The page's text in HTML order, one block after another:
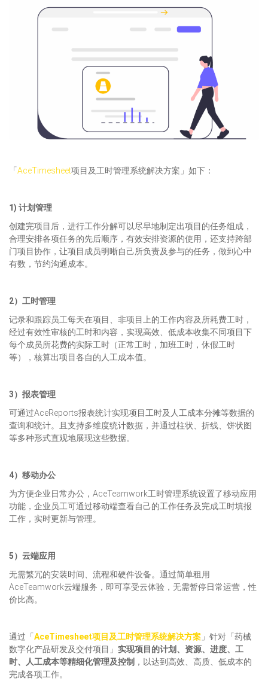
「 AceTimesheet项目及工时管理系统解决方案」如下：
1) 计划管理
创建完项目后，进行工作分解可以尽早地制定出项目的任务组成，
合理安排各项任务的先后顺序，有效安排资源的使用，还支持跨部
门项目协作，让项目成员明晰自己所负责及参与的任务，做到心中
有数，节约沟通成本。
2）工时管理
记录和跟踪员工每天在项目、非项目上的工作内容及所耗费工时，
经过有效性审核的工时和内容，实现高效、低成本收集不同项目下
每个成员所花费的实际工时（正常工时，加班工时，休假工时
等），核算出项目各自的人工成本值。
3）报表管理
可通过AceReports报表统计实现项目工时及人工成本分摊等数据的
查询和统计。且支持多维度统计数据，并通过柱状、折线、饼状图
等多种形式直观地展现这些数据。
4） 移动办公
为方便企业日常办公，AceTeamwork工时管理系统设置了移动应用
功能，企业员工可通过移动端查看自己的工作任务及完成工时填报
工作，实时更新与管理。
5）云端应用
无需繁冗的安装时间、流程和硬件设备。通过简单租用
AceTeamwork云端服务，即可享受云体验，无需暂停日常运营，性
价比高。
通过「 AceTimesheet项目及工时管理系统解决方案 」针对「药械
数字化产品研发及交付项目」 实现项目的计划、资源、进度、工
时、人工成本等精细化管理及控制 ，以达到高效、高质、低成本的
完成各项工作。